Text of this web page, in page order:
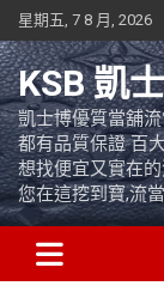
Skip
to
content
星期五, 7 8 月, 2026
KSB 凱
凱士博優質當舖
都有品質保證 百
想找便宜又實在
您在這挖到寶,流